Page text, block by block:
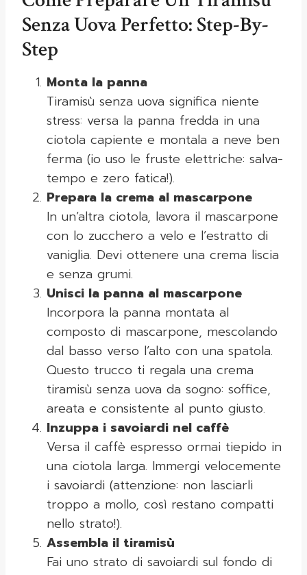
Senza Uova Perfetto: Step-By-
Step
Monta la panna
Tiramisù senza uova significa niente
stress: versa la panna fredda in una
ciotola capiente e montala a neve ben
ferma (io uso le fruste elettriche: salva-
tempo e zero fatica!).
Prepara la crema al mascarpone
In un’altra ciotola, lavora il mascarpone
con lo zucchero a velo e l’estratto di
vaniglia. Devi ottenere una crema liscia
e senza grumi.
Unisci la panna al mascarpone
Incorpora la panna montata al
composto di mascarpone, mescolando
dal basso verso l’alto con una spatola.
Questo trucco ti regala una crema
tiramisù senza uova da sogno: soffice,
areata e consistente al punto giusto.
Inzuppa i savoiardi nel caffè
Versa il caffè espresso ormai tiepido in
una ciotola larga. Immergi velocemente
i savoiardi (attenzione: non lasciarli
troppo a mollo, così restano compatti
nello strato!).
Assembla il tiramisù
Fai uno strato di savoiardi sul fondo di